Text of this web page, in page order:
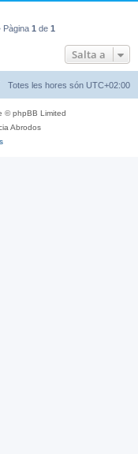
Pàgina 1 de 1
Salta a
Totes les hores són UTC+02:00
© phpBB Limited
Abrodos